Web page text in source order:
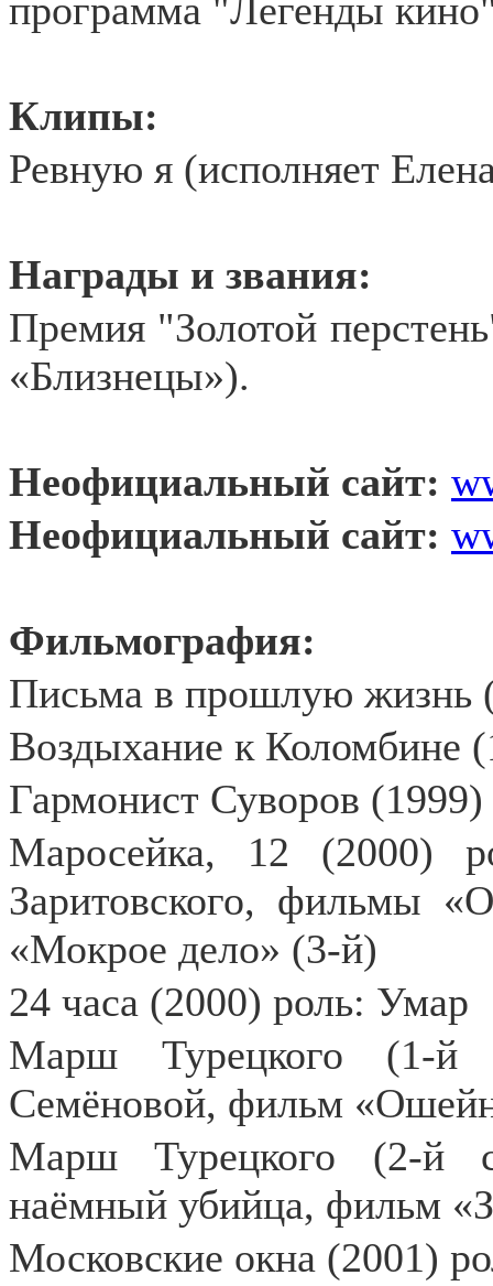
программа "Легенды
Клипы:
Ревную я (исполняет
Награды и звания:
Премия "Золотой
«Близнецы»).
Неофициальный сайт:
Неофициальный сайт:
Фильмография:
Письма в прошлую жизнь
Воздыхание к Коломбине
Гармонист Суворов (1999)
Маросейка, 12 (2000)
Заритовского, фильмы
«Мокрое дело» (3-й)
24 часа (2000) роль: Умар
Марш Турецкого (1-й
Семёновой, фильм
Марш Турецкого (2-й
наёмный убийца, фильм
Московские окна (2001)